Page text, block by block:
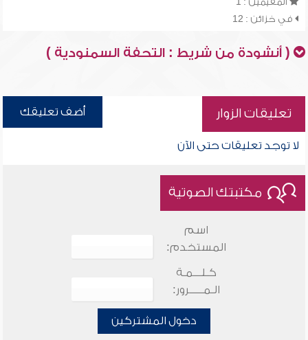
في خزائن : 12
( أنشودة من شريط : التحفة السمنودية )
تعليقات الزوار أضف تعليقك
لا توجد تعليقات حتى الآن
مكتبتك الصوتية
اسم
المستخدم:
كـلـــمـة
الـمـــــرور:
دخول المشتركين